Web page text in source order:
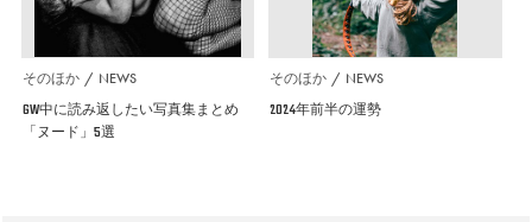
そのほか NEWS
GW中に読み返したい写真集まとめ
「ヌード」5選
そのほか NEWS
2024年前半の運勢